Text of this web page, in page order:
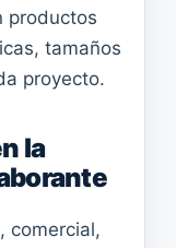
productos
tamaños
proyecto.
la
comercial,